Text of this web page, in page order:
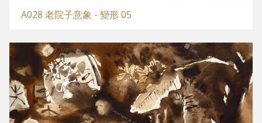
A028 老院子意象 - 變形 05